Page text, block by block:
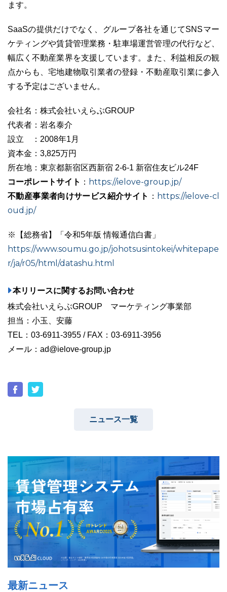
ます。
SaaSの提供だけでなく、グループ各社を通じてSNSマー
ケティングや賃貸管理業務・駐車場運営管理の代行など、
幅広く不動産業界を支援しています。また、利益相反の観
点からも、宅地建物取引業者の登録・不動産取引業に参入
する予定はございません。
会社名：株式会社いえらぶGROUP
代表者：岩名泰介
設立 ：2008年1月
資本金：3,825万円
所在地：東京都新宿区西新宿 2-6-1 新宿住友ビル24F
コーポレートサイト ： https://ielove-group.jp/
不動産事業者向けサービス紹介サイト
： https://ielove-cl
oud.jp/
※【総務省】「令和5年版 情報通信白書」
https://www.soumu.go.jp/johotsusintokei/whitepape
r/ja/r05/html/datashu.html
本リリースに関するお問い合わせ
株式会社いえらぶGROUP マーケティング事業部
担当：小玉、安藤
TEL：03-6911-3955 / FAX：03-6911-3956
メール：ad@ielove-group.jp
ニュース一覧
最新ニュース